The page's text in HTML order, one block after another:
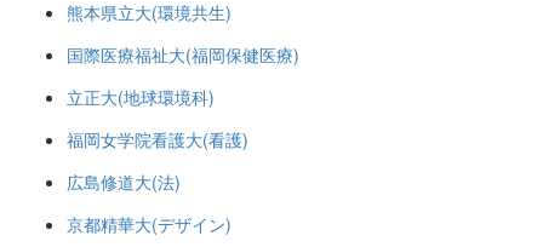
熊本県立大(環境共生)
国際医療福祉大(福岡保健医療)
立正大(地球環境科)
福岡女学院看護大(看護)
広島修道大(法)
京都精華大(デザイン)